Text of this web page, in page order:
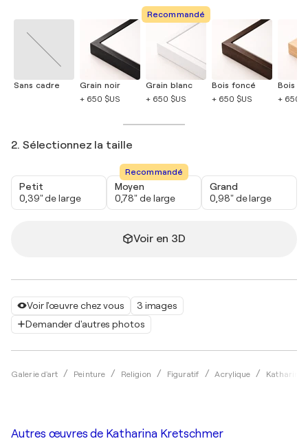
Voir l'œuvre chez vous
3 images
Demander d'autres photos
Galerie d'art Peinture Religion Figuratif Acrylique Katharina
Sans cadre
Grain noir
+ 650 $US
Recommandé
Grain blanc
+ 650 $US
Bois foncé
+ 650 $US
Bois
+ 650
2. Sélectionnez la taille
Petit
0,39" de large
Recommandé
Moyen
0,78" de large
Grand
0,98" de large
Voir en 3D
Autres œuvres de Katharina Kretschmer